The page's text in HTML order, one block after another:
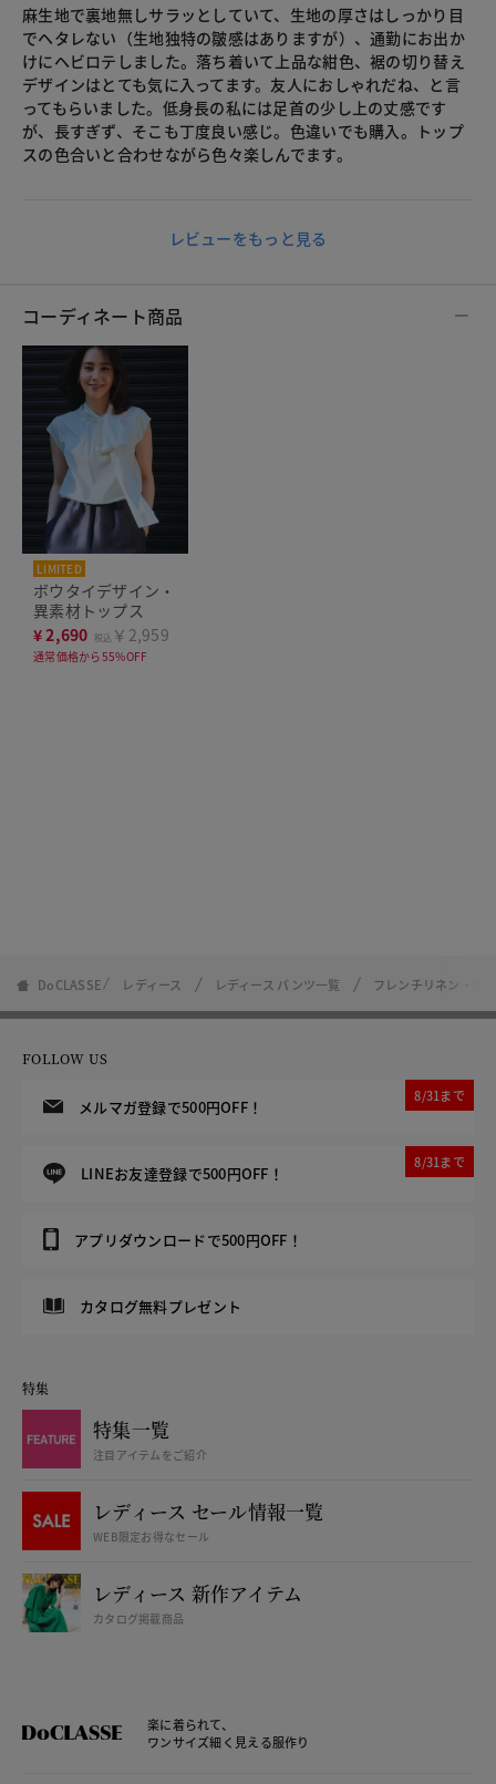
麻生地で裏地無しサラッとしていて、生地の厚さはしっかり目
でヘタレない（生地独特の皺感はありますが）、通勤にお出か
けにヘビロテしました。落ち着いて上品な紺色、裾の切り替え
デザインはとても気に入ってます。友人におしゃれだね、と言
ってもらいました。低身長の私には足首の少し上の丈感です
が、長すぎず、そこも丁度良い感じ。色違いでも購入。トップ
スの色合いと合わせながら色々楽しんでます。
レビューをもっと見る
コーディネート商品
LIMITED
ボウタイデザイン・
異素材トップス
¥2,690 税込 ￥2,959
通常価格から55%OFF
DoCLASSE レディース レディース パンツ一覧 フレンチリネン・ワ
FOLLOW US
メルマガ登録で500円OFF！
8/31まで
LINEお友達登録で500円OFF！
8/31まで
アプリダウンロードで500円OFF！
カタログ無料プレゼント
特集
特集一覧
注目アイテムをご紹介
レディース セール情報一覧
WEB限定お得なセール
レディース 新作アイテム
カタログ掲載商品
楽に着られて、
ワンサイズ細く見える服作り